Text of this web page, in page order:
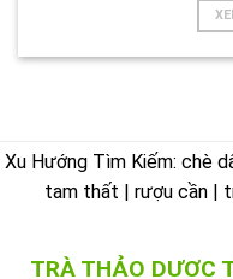
Xu Hướng Tìm Kiếm: chè
tam thất | rượu cần |
TRÀ THẢO DƯỢC